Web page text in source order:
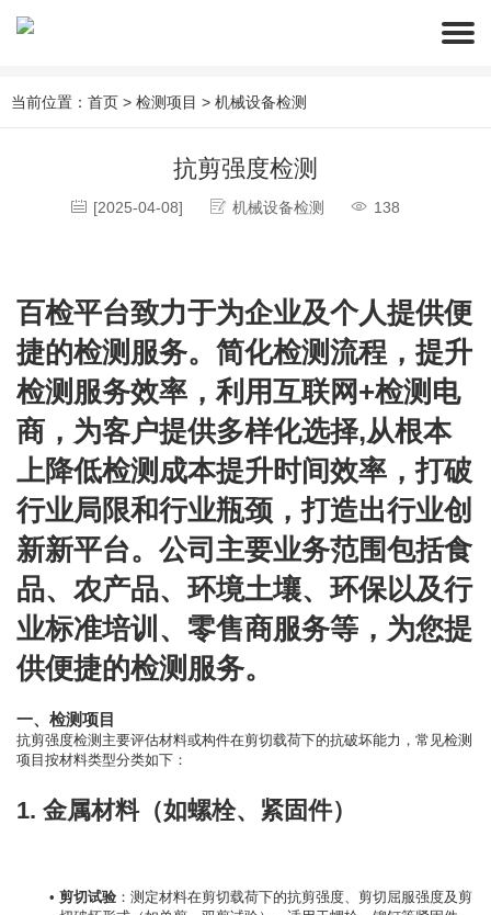
当前位置： 首页 > 检测项目 > 机械设备检测
抗剪强度检测
[2025-04-08] 机械设备检测 138
百检平台致力于为企业及个人提供便
捷的检测服务。简化检测流程，提升
检测服务效率，利用互联网+检测电
商，为客户提供多样化选择,从根本
上降低检测成本提升时间效率，打破
行业局限和行业瓶颈，打造出行业创
新新平台。公司主要业务范围包括食
品、农产品、环境土壤、环保以及行
业标准培训、零售商服务等，为您提
供便捷的检测服务。
一、检测项目
抗剪强度检测主要评估材料或构件在剪切载荷下的抗破坏能力，常见检测
1. 金属材料（如螺栓、紧固件）
剪切试验：测定材料在剪切载荷下的抗剪强度、剪切屈服强度及剪